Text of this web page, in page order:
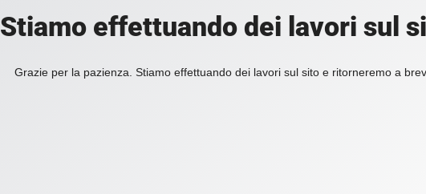
Stiamo effettuando dei lavori sul
Grazie per la pazienza. Stiamo effettuando dei lavori sul sito e ritorneremo a